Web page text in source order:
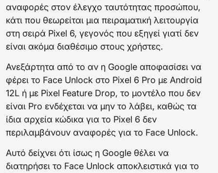
αναφορές στον έλεγχο ταυτότητας προσώπου,
κάτι που θεωρείται μια πειραματική λειτουργία
στη σειρά Pixel 6, γεγονός που εξηγεί γιατί δεν
είναι ακόμα διαθέσιμο στους χρήστες.
Ανεξάρτητα από το αν η Google αποφασίσει να
φέρει το Face Unlock στο Pixel 6 Pro με Android
12L ή με Pixel Feature Drop, το μοντέλο που δεν
είναι Pro ενδέχεται να μην το λάβει, καθώς τα
ίδια αρχεία κώδικα για το Pixel 6 δεν
περιλαμβάνουν αναφορές για το Face Unlock.
Αυτό δείχνει ότι ίσως η Google θέλει να
διατηρήσει το Face Unlock αποκλειστικά για το